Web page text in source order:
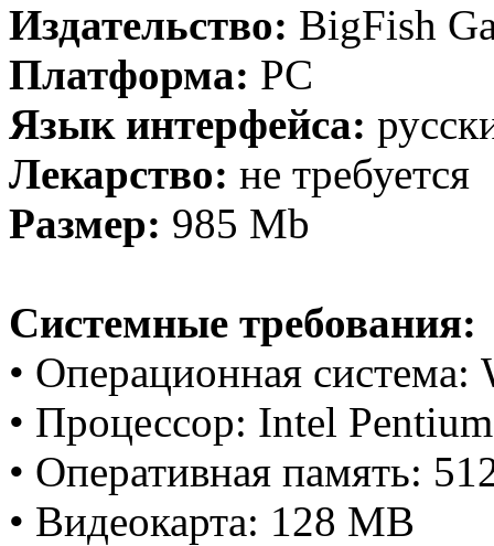
Издательство: BigFish
Платформа: PC
Язык интерфейса:
Лекарство: не требуется
Размер: 985 Mb
Системные требования:
• Операционная
• Процессор: Intel
• Оперативная память:
• Видеокарта: 128 MB